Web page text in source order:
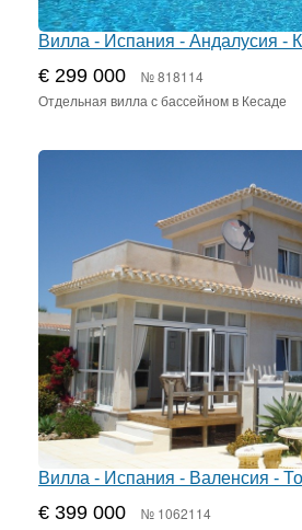
Вилла - Испания - Андалусия -
€ 299 000 № 818114
Отдельная вилла с бассейном в Кесаде
Вилла - Испания - Валенсия -
€ 399 000 № 1062114